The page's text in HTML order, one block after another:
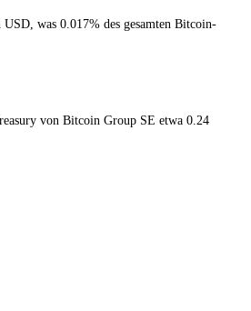
was 0.017% des gesamten Bitcoin-
von Bitcoin Group SE etwa 0.24